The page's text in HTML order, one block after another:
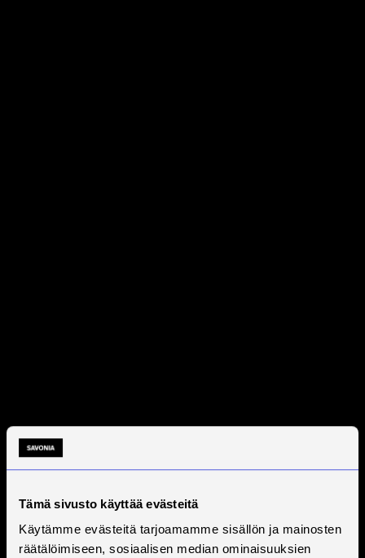
Tämä sivusto käyttää evästeitä
Käytämme evästeitä tarjoamamme sisällön ja mainosten
räätälöimiseen, sosiaalisen median ominaisuuksien